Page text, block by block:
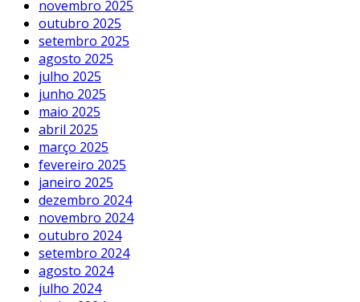
novembro 2025
outubro 2025
setembro 2025
agosto 2025
julho 2025
junho 2025
maio 2025
abril 2025
março 2025
fevereiro 2025
janeiro 2025
dezembro 2024
novembro 2024
outubro 2024
setembro 2024
agosto 2024
julho 2024